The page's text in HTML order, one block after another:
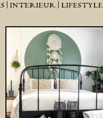
| INTERIEUR | LIFESTYLE